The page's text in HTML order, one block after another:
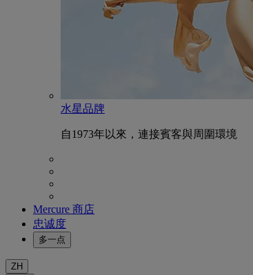
水星品牌
自1973年以來，連接賓客與周圍環境
Mercure 商店
忠诚度
多一点
ZH